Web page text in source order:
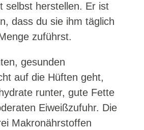
selbst herstellen. Er ist
dass du sie ihm täglich
zuführst.
gesunden
auf die Hüften geht,
runter, gute Fette
Eiweißzufuhr. Die
Makronährstoffen